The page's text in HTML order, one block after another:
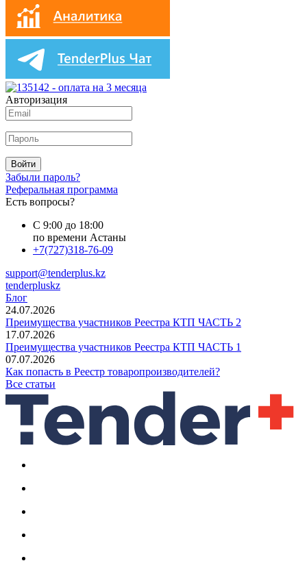
Авторизация
Войти
Забыли пароль?
Реферальная программа
Есть вопросы?
С 9:00 до 18:00
по времени Астаны
+7(727)318-76-09
support@tenderplus.kz
tenderpluskz
Блог
24.07.2026
Преимущества участников Реестра КТП ЧАСТЬ 2
17.07.2026
Преимущества участников Реестра КТП ЧАСТЬ 1
07.07.2026
Как попасть в Реестр товаропроизводителей?
Все статьи